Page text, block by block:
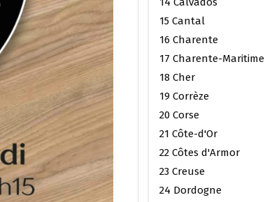
15 Cantal
16 Charente
17 Charente-Maritime
18 Cher
19 Corrèze
20 Corse
21 Côte-d'Or
22 Côtes d'Armor
23 Creuse
24 Dordogne